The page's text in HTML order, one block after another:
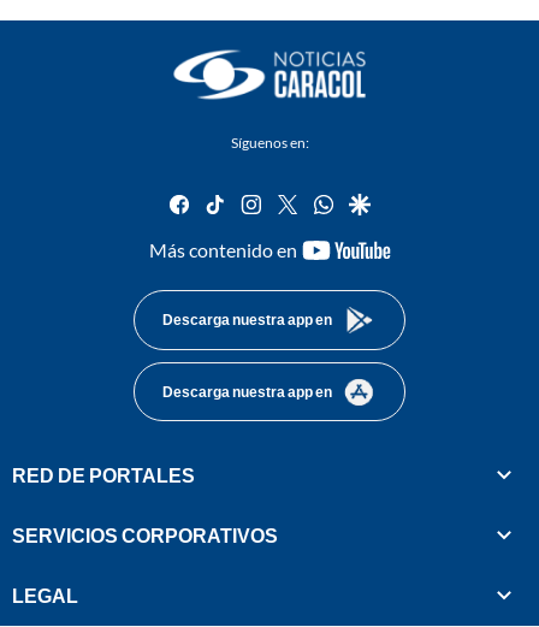
Síguenos en:
facebook
tiktok instagram
twitterwhatsapp
google
Más contenido en
youtube-
Descarga nuestra app en
Descarga nuestra app en
RED DE PORTALES
SERVICIOS CORPORATIVOS
LEGAL